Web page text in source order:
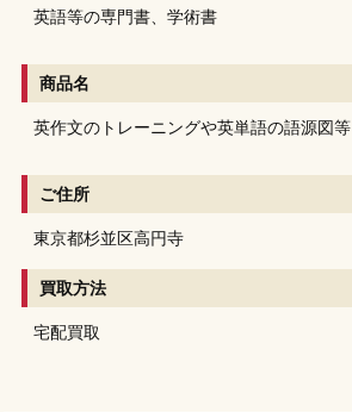
英語等の専門書、学術書
商品名
英作文のトレーニングや英単語の語源図等
ご住所
東京都杉並区高円寺
買取方法
宅配買取